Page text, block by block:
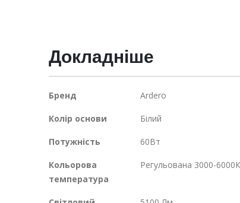
Докладніше
Докладніше
Бренд Ardero
Колір основи Білий
Потужність 60Вт
Кольорова
температура
Регульована 3000-6000К